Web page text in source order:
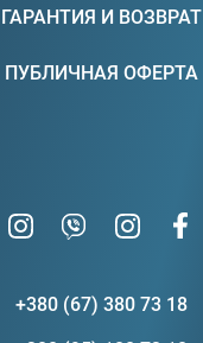
ГАРАНТИЯ И ВОЗВРАТ
ПУБЛИЧНАЯ ОФЕРТА
+380 (67) 380 73 18